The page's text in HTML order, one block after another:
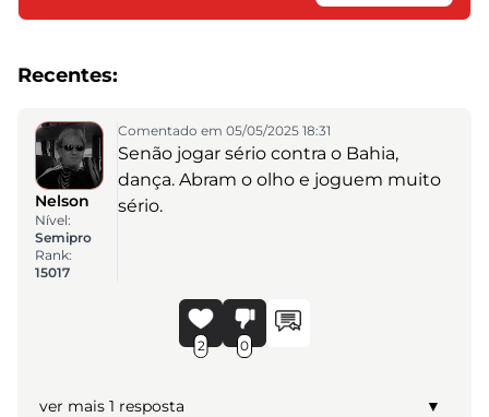
Recentes:
Nelson
Nível:
Semipro
Rank:
15017
Comentado em 05/05/2025 18:31
Senão jogar sério contra o Bahia,
dança. Abram o olho e joguem muito
sério.
2 0
ver mais 1 resposta ▼